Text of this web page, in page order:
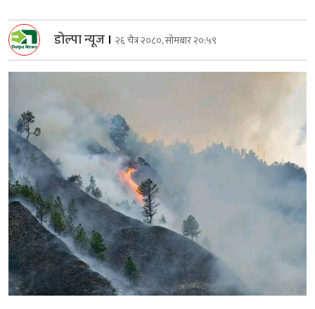
डोल्पा न्यूज । २६ चैत्र २०८०, सोमबार २०:५९